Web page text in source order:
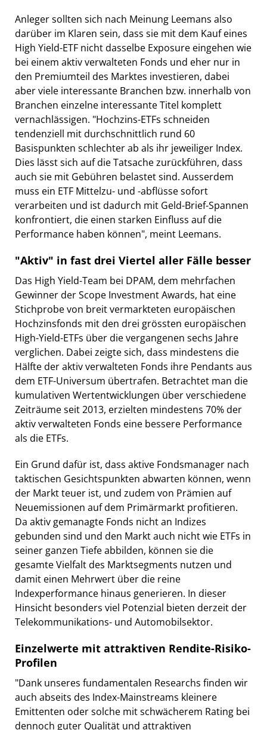
Anleger sollten sich nach Meinung Leemans also
darüber im Klaren sein, dass sie mit dem Kauf eines
High Yield-ETF nicht dasselbe Exposure eingehen wie
bei einem aktiv verwalteten Fonds und eher nur in
den Premiumteil des Marktes investieren, dabei
aber viele interessante Branchen bzw. innerhalb von
Branchen einzelne interessante Titel komplett
vernachlässigen. "Hochzins-ETFs schneiden
tendenziell mit durchschnittlich rund 60
Basispunkten schlechter ab als ihr jeweiliger Index.
Dies lässt sich auf die Tatsache zurückführen, dass
auch sie mit Gebühren belastet sind. Ausserdem
muss ein ETF Mittelzu- und -abflüsse sofort
verarbeiten und ist dadurch mit Geld-Brief-Spannen
konfrontiert, die einen starken Einfluss auf die
Performance haben können", meint Leemans.
"Aktiv" in fast drei Viertel aller Fälle besser
Das High Yield-Team bei DPAM, dem mehrfachen
Gewinner der Scope Investment Awards, hat eine
Stichprobe von breit vermarkteten europäischen
Hochzinsfonds mit den drei grössten europäischen
High-Yield-ETFs über die vergangenen sechs Jahre
verglichen. Dabei zeigte sich, dass mindestens die
Hälfte der aktiv verwalteten Fonds ihre Pendants aus
dem ETF-Universum übertrafen. Betrachtet man die
kumulativen Wertentwicklungen über verschiedene
Zeiträume seit 2013, erzielten mindestens 70% der
aktiv verwalteten Fonds eine bessere Performance
als die ETFs.
Ein Grund dafür ist, dass aktive Fondsmanager nach
taktischen Gesichtspunkten abwarten können, wenn
der Markt teuer ist, und zudem von Prämien auf
Neuemissionen auf dem Primärmarkt profitieren.
Da aktiv gemanagte Fonds nicht an Indizes
gebunden sind und den Markt auch nicht wie ETFs in
seiner ganzen Tiefe abbilden, können sie die
gesamte Vielfalt des Marktsegments nutzen und
damit einen Mehrwert über die reine
Indexperformance hinaus generieren. In dieser
Hinsicht besonders viel Potenzial bieten derzeit der
Telekommunikations- und Automobilsektor.
Einzelwerte mit attraktiven Rendite-Risiko-
Profilen
"Dank unseres fundamentalen Researchs finden wir
auch abseits des Index-Mainstreams kleinere
Emittenten oder solche mit schwächerem Rating bei
dennoch guter Qualität und attraktiven